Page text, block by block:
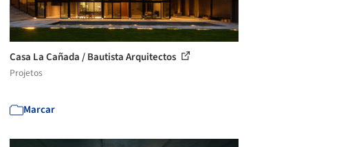
Casa La Cañada / Bautista Arquitectos
Projetos
Marcar